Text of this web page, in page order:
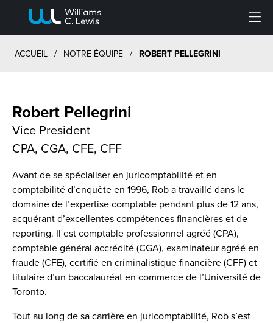
ACCUEIL / NOTRE ÉQUIPE / ROBERT PELLEGRINI
Robert Pellegrini
Vice President
CPA, CGA, CFE, CFF
Avant de se spécialiser en juricomptabilité et en
comptabilité d’enquête en 1996, Rob a travaillé dans le
domaine de l’expertise comptable pendant plus de 12 ans,
acquérant d’excellentes compétences financières et de
reporting. Il est comptable professionnel agréé (CPA),
comptable général accrédité (CGA), examinateur agréé en
fraude (CFE), certifié en criminalistique financière (CFF) et
titulaire d’un baccalauréat en commerce de l’Université de
Toronto.
Tout au long de sa carrière en juricomptabilité, Rob s’est